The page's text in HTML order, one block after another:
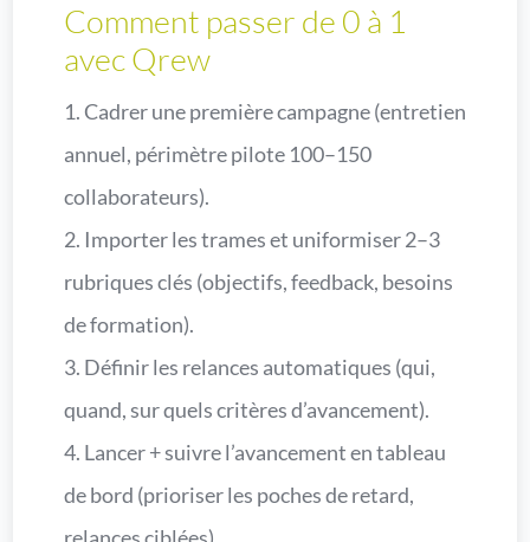
Comment passer de 0 à 1
avec Qrew
1. Cadrer une première campagne (entretien
annuel, périmètre pilote 100–150
collaborateurs).
2. Importer les trames et uniformiser 2–3
rubriques clés (objectifs, feedback, besoins
de formation).
3. Définir les relances automatiques (qui,
quand, sur quels critères d’avancement).
4. Lancer + suivre l’avancement en tableau
de bord (prioriser les poches de retard,